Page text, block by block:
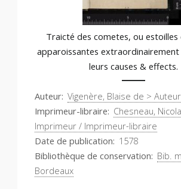
Traicté des cometes, ou estoilles
apparoissantes extraordinairement
leurs causes & effects.
Auteur Vigenère, Blaise de > Auteur
Imprimeur-libraire Chesneau,
Imprimeur / Imprimeur-libraire
Date de publication 1578
Bibliothèque de conservation Bib.
Bordeaux